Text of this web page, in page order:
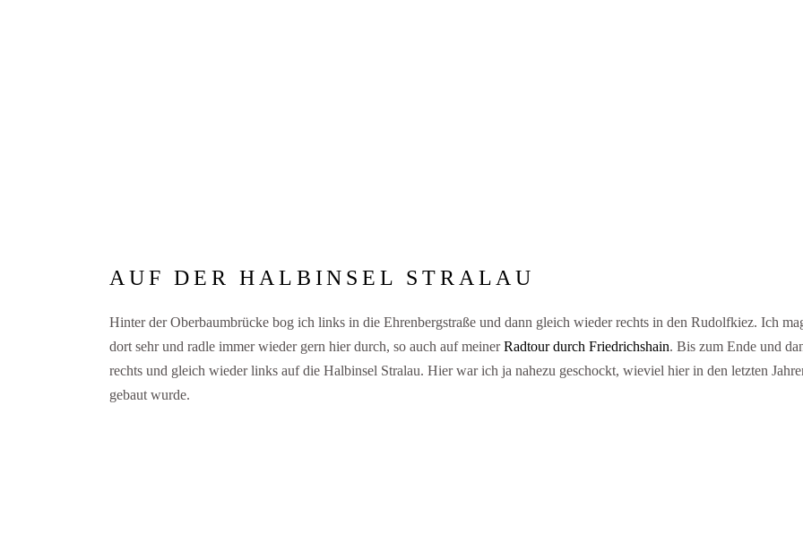
AUF DER HALBINSEL STRALAU
Hinter der Oberbaumbrücke bog ich links in die Ehrenbergstraße und dann gleich wieder rechts in den Rudolfkiez. Ich
dort sehr und radle immer wieder gern hier durch, so auch auf meinerRadtour durch Friedrichshain. Bis zum Ende und
rechts und gleich wieder links auf die Halbinsel Stralau. Hier war ich ja nahezu geschockt, wieviel hier in den letzten
gebaut wurde.